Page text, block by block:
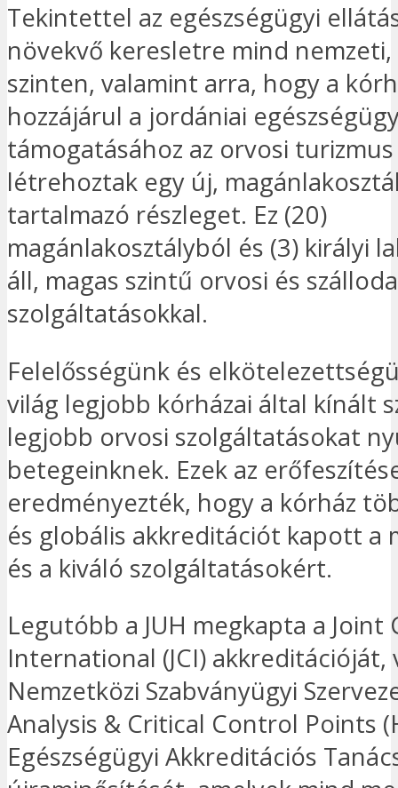
Tekintettel az egészségügyi
növekvő keresletre mind
szinten, valamint arra, hogy a
hozzájárul a jordániai
támogatásához az orvosi
létrehoztak egy új,
tartalmazó részleget. Ez (20)
magánlakosztályból és (3) királyi
áll, magas szintű orvosi és
szolgáltatásokkal.
Felelősségünk és
világ legjobb kórházai által kínált
legjobb orvosi szolgáltatásokat
betegeinknek. Ezek az
eredményezték, hogy a kórház
és globális akkreditációt kapott a
és a kiváló szolgáltatásokért.
Legutóbb a JUH megkapta a Joint
International (JCI) akkreditációját,
Nemzetközi Szabványügyi
Analysis & Critical Control Points
Egészségügyi Akkreditációs